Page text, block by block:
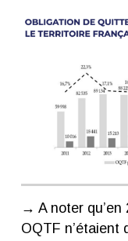
→ A noter qu’en
OQTF n’étaient